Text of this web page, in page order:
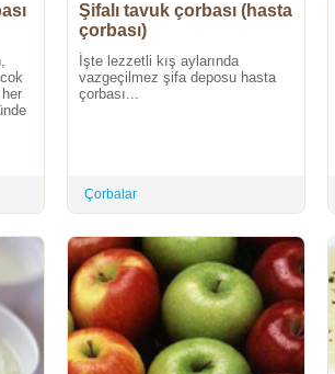
Şifalı tavuk çorbası (hasta
çorbası)
İşte lezzetli kış aylarında
vazgeçilmez şifa deposu hasta
çorbası...
Çorbalar